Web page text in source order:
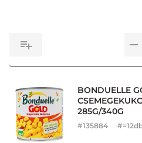
BONDUELLE
285G/340G
#135884